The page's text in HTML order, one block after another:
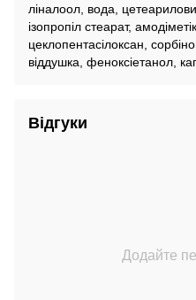
ліналоол, вода,
ізопропіл стеарат,
цеклопентасілоксан,
віддушка, феноксіетанол,
Відгуки
Додайте